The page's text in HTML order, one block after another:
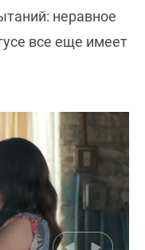
неравное
все еще имеет